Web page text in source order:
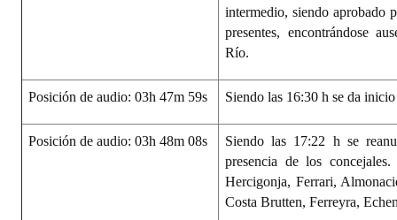
intermedio, siendo aprobado
presentes, encontrándose
Río.
Posición de audio: 03h 47m 59s Siendo las 16:30 h se da
Posición de audio: 03h 48m 08s
Siendo las 17:22 h se
presencia de los
Hercigonja, Ferrari,
Costa Brutten, Ferreyra,